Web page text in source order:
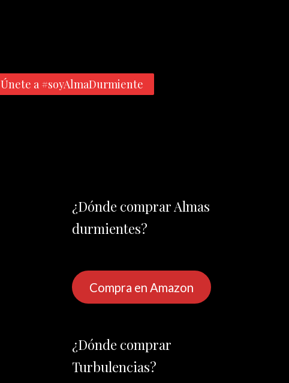
Únete a #soyAlmaDurmiente
¿Dónde comprar Almas
durmientes?
Compra en Amazon
¿Dónde comprar
Turbulencias?